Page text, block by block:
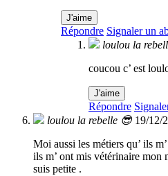
J'aime
Répondre Signaler un
loulou la
coucou c’ est
J'aime
Répondre
loulou la rebelle 😎 19/12/
Moi aussi les métiers qu’ ils
ils m’ ont mis vétérinaire mon
suis petite .